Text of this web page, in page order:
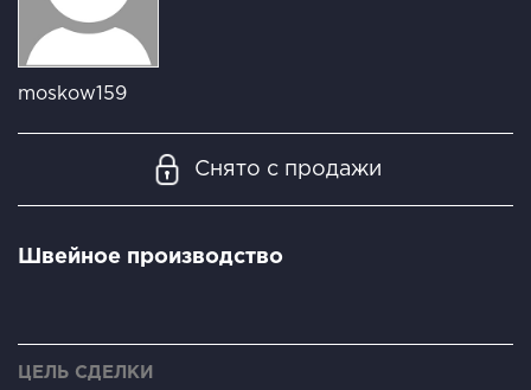
moskow159
Снято с продажи
Швейное производство
ЦЕЛЬ СДЕЛКИ